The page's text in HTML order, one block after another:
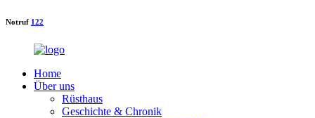
Notruf 122
Home
Über uns
Rüsthaus
Geschichte & Chronik